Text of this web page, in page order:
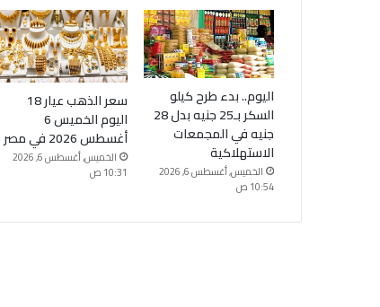
اليوم.. بدء طرح كيلو
السكر بـ25 جنيه بدل 28
جنيه في المجمعات
الاستهلاكية
الخميس, أغسطس 6, 2026
10:54 ص
سعر الذهب عيار 18
اليوم الخميس 6
أغسطس 2026 في مصر
الخميس, أغسطس 6, 2026
10:31 ص